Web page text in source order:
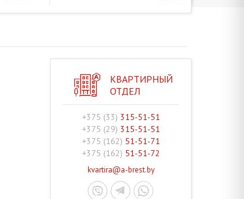
КВАРТИРНЫЙ
ОТДЕЛ
+375 (33) 315-51-51
+375 (29) 315-51-51
+375 (162) 51-51-71
+375 (162) 51-51-72
kvartira@a-brest.by